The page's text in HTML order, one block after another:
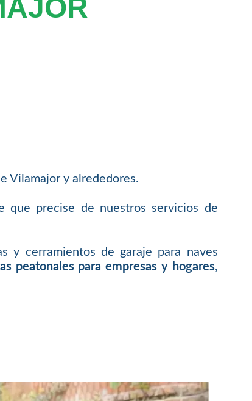
Vilamajor y alrededores.
que precise de nuestros servicios de
y cerramientos de garaje para naves
peatonales para empresas y hogares,